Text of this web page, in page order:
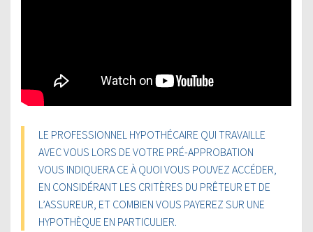
LE PROFESSIONNEL HYPOTHÉCAIRE QUI TRAVAILLE
AVEC VOUS LORS DE VOTRE PRÉ-APPROBATION
VOUS INDIQUERA CE À QUOI VOUS POUVEZ ACCÉDER,
EN CONSIDÉRANT LES CRITÈRES DU PRÊTEUR ET DE
L’ASSUREUR, ET COMBIEN VOUS PAYEREZ SUR UNE
HYPOTHÈQUE EN PARTICULIER.